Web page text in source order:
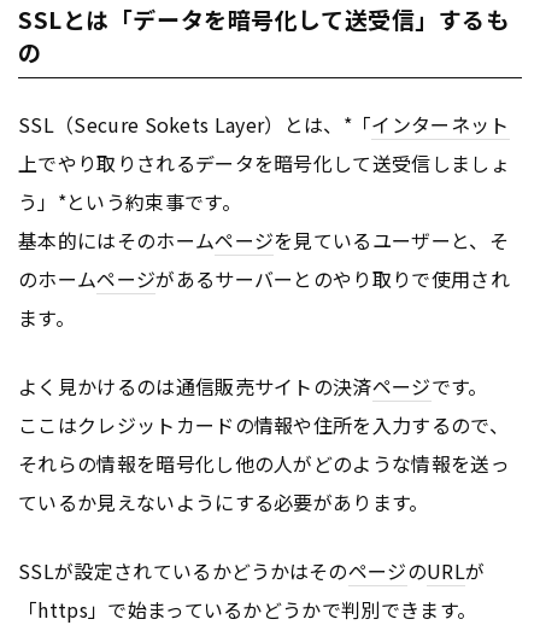
SSLとは「データを暗号化して送受信」するも
の
SSL（Secure Sokets Layer）とは、*「インターネット
上でやり取りされるデータを暗号化して送受信しましょ
う」*という約束事です。
基本的にはそのホームページを見ているユーザーと、そ
のホームページがあるサーバーとのやり取りで使用され
ます。
よく見かけるのは通信販売サイトの決済ページです。
ここはクレジットカードの情報や住所を入力するので、
それらの情報を暗号化し他の人がどのような情報を送っ
ているか見えないようにする必要があります。
SSLが設定されているかどうかはそのページのURLが
「https」で始まっているかどうかで判別できます。